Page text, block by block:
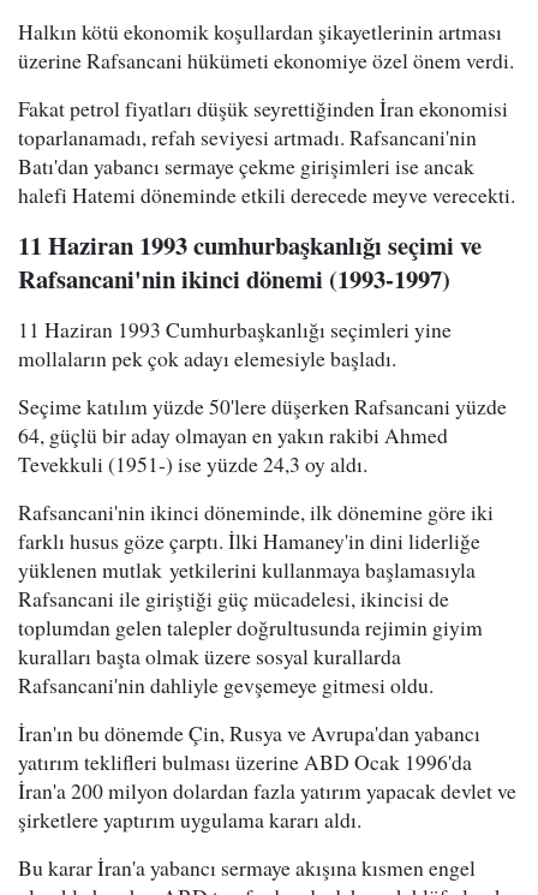
Halkın kötü ekonomik koşullardan şikayetlerinin artması
üzerine Rafsancani hükümeti ekonomiye özel önem verdi.
Fakat petrol fiyatları düşük seyrettiğinden İran ekonomisi
toparlanamadı, refah seviyesi artmadı. Rafsancani'nin
Batı'dan yabancı sermaye çekme girişimleri ise ancak
halefi Hatemi döneminde etkili derecede meyve verecekti.
11 Haziran 1993 cumhurbaşkanlığı seçimi ve
Rafsancani'nin ikinci dönemi (1993-1997)
11 Haziran 1993 Cumhurbaşkanlığı seçimleri yine
mollaların pek çok adayı elemesiyle başladı.
Seçime katılım yüzde 50'lere düşerken Rafsancani yüzde
64, güçlü bir aday olmayan en yakın rakibi Ahmed
Tevekkuli (1951-) ise yüzde 24,3 oy aldı.
Rafsancani'nin ikinci döneminde, ilk dönemine göre iki
farklı husus göze çarptı. İlki Hamaney'in dini liderliğe
yüklenen mutlak yetkilerini kullanmaya başlamasıyla
Rafsancani ile giriştiği güç mücadelesi, ikincisi de
toplumdan gelen talepler doğrultusunda rejimin giyim
kuralları başta olmak üzere sosyal kurallarda
Rafsancani'nin dahliyle gevşemeye gitmesi oldu.
İran'ın bu dönemde Çin, Rusya ve Avrupa'dan yabancı
yatırım teklifleri bulması üzerine ABD Ocak 1996'da
İran'a 200 milyon dolardan fazla yatırım yapacak devlet ve
şirketlere yaptırım uygulama kararı aldı.
Bu karar İran'a yabancı sermaye akışına kısmen engel